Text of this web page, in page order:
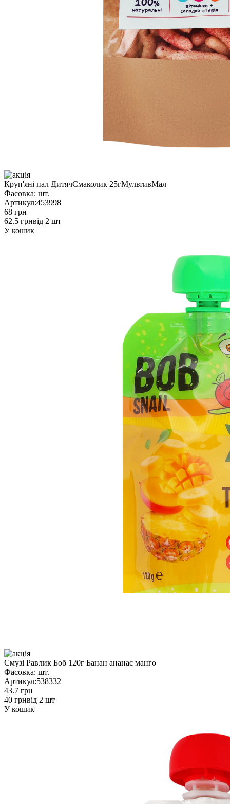
Круп'яні пал ДитячСмаколик 25гМультивМал
Фасовка: шт.
Артикул:453998
68 грн
62.5 грнвід 2 шт
У кошик
Смузі Равлик Боб 120г Банан ананас манго
Фасовка: шт.
Артикул:538332
43.7 грн
40 грнвід 2 шт
У кошик